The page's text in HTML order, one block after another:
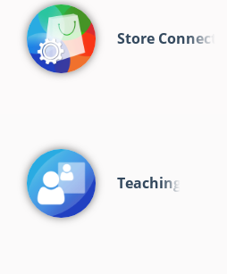
Store Connect
Teaching